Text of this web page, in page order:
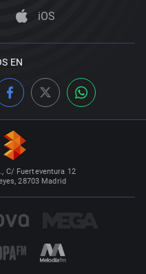
iOS
EN
C/ Fuerteventura 12
28703 Madrid